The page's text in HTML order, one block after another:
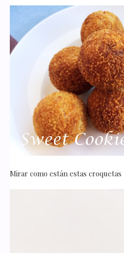
Mirar como están estas croquetas